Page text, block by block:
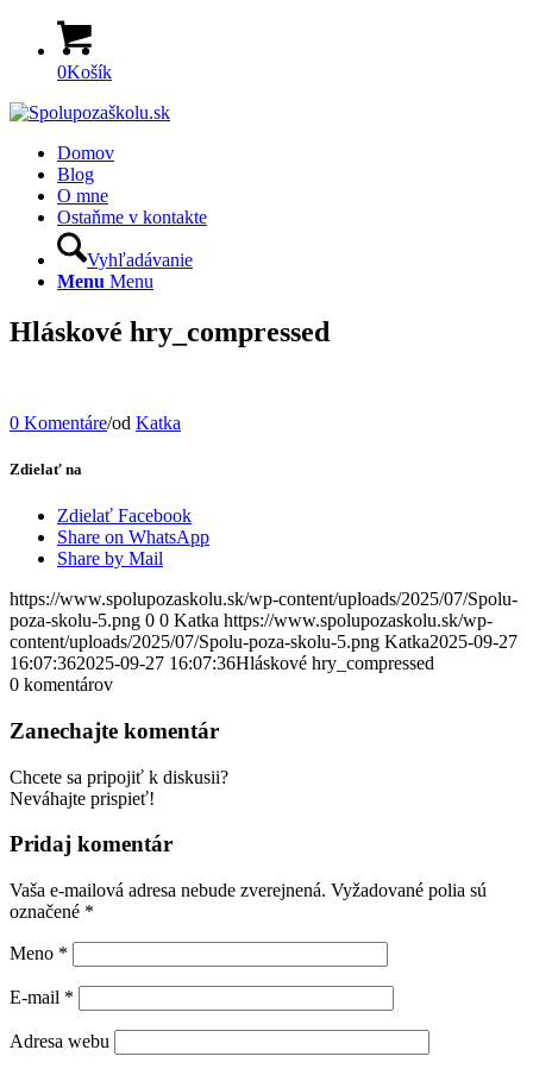
0Košík
Domov
Blog
O mne
Ostaňme v kontakte
Vyhľadávanie
Menu Menu
Hláskové hry_compressed
0 Komentáre/od Katka
Zdielať na
Zdielať Facebook
Share on WhatsApp
Share by Mail
https://www.spolupozaskolu.sk/wp-content/uploads/2025/07/Spolu-
poza-skolu-5.png 0 0 Katka https://www.spolupozaskolu.sk/wp-
content/uploads/2025/07/Spolu-poza-skolu-5.png Katka2025-09-27
16:07:362025-09-27 16:07:36Hláskové hry_compressed
0 komentárov
Zanechajte komentár
Chcete sa pripojiť k diskusii?
Neváhajte prispieť!
Pridaj komentár
Vaša e-mailová adresa nebude zverejnená. Vyžadované polia sú
označené *
Meno *
E-mail *
Adresa webu